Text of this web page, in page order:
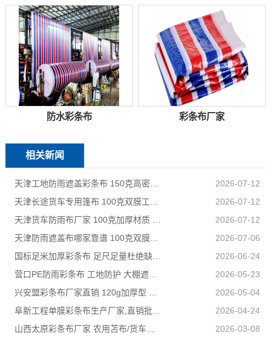
防水彩条布 彩条布厂家
相关新闻
天津工地防雨遮盖彩条布 150克高密度 基建施工防尘防水
2026-07-12
2026-07-12
2026-07-12
天津防雨遮盖布哪家靠谱 100克双膜加厚款适配高栏货车长途盖货
2026-07-06
国标足米加厚彩条布 足尺足量杜绝缺尺少米
2026-06-24
营口PE防雨彩条布 工地防护 大棚遮盖 3×50米 耐寒耐用
2026-05-23
2026-05-04
2026-04-24
山西太原彩条布厂家 农用苫布/货车篷布 支持来样加工定制
2026-03-08